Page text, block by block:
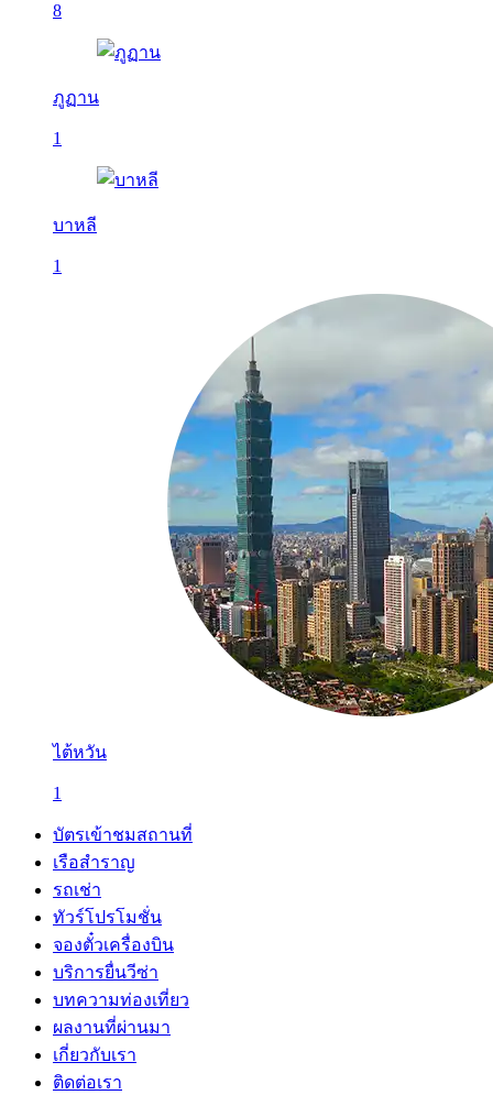
8
ภูฏาน
1
บาหลี
1
ไต้หวัน
1
บัตรเข้าชมสถานที่
เรือสำราญ
รถเช่า
ทัวร์โปรโมชั่น
จองตั๋วเครื่องบิน
บริการยื่นวีซ่า
บทความท่องเที่ยว
ผลงานที่ผ่านมา
เกี่ยวกับเรา
ติดต่อเรา